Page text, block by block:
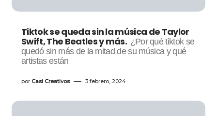
Tiktok se queda sin la música de Taylor
Swift, The Beatles y más. ¿Por qué tiktok se
quedó sin más de la mitad de su música y qué
artistas están
por Casi Creativos 3 febrero, 2024